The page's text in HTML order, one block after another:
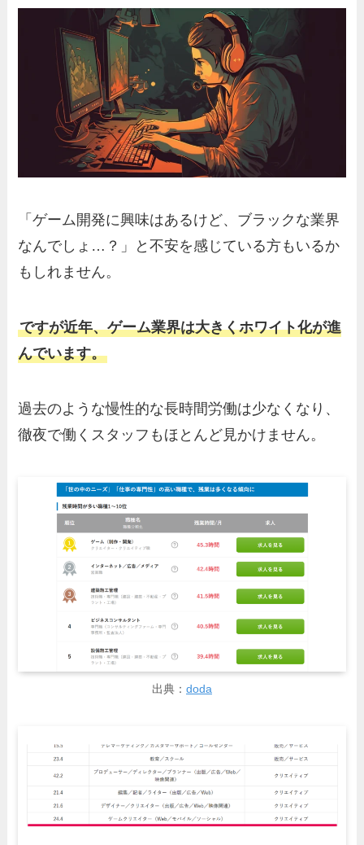
「ゲーム開発に興味はあるけど、ブラックな業界
なんでしょ…？」と不安を感じている方もいるか
もしれません。
ですが近年、ゲーム業界は大きくホワイト化が進
んでいます。
過去のような慢性的な長時間労働は少なくなり、
徹夜で働くスタッフもほとんど見かけません。
出典： doda